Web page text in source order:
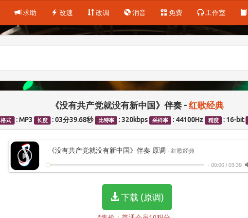
求助 改速 改调 消音 免费 工作室
《没有共产党就没有新中国》伴奏 - 红歌经典
格式 : MP3 长度 : 03分39.68秒 比特率 : 320kbps 采样率 : 44100Hz 精度 : 16-bit
《没有共产党就没有新中国》伴奏 原调 - 红歌经典
- 00:00/ 03:39
下载 (原调)